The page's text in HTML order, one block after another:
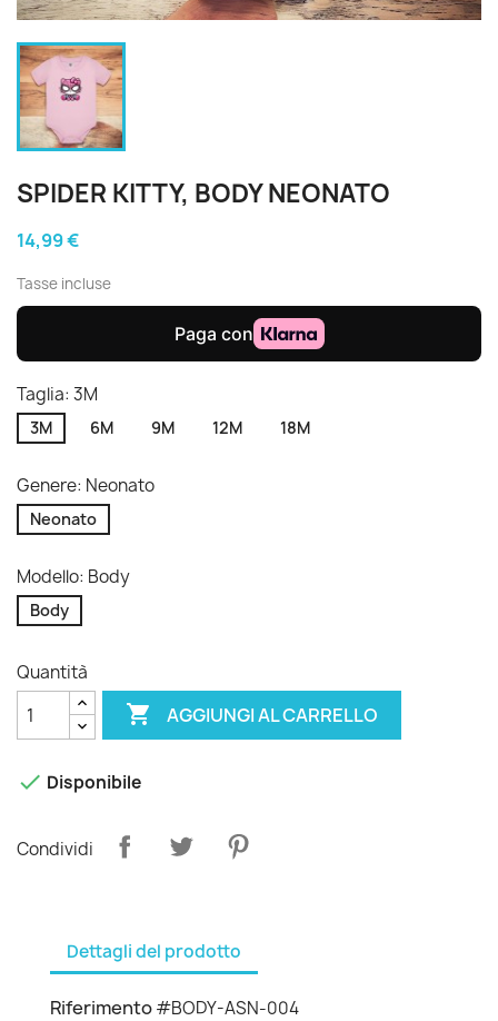
SPIDER KITTY, BODY NEONATO
14,99 €
Tasse incluse
Taglia: 3M
3M 6M 9M 12M 18M
Genere: Neonato
Neonato
Modello: Body
Body
Quantità
 AGGIUNGI AL CARRELLO
 Disponibile
Condividi
Dettagli del prodotto
Riferimento#BODY-ASN-004